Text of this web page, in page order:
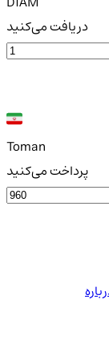
دریافت می‌کنید
Toman
پرداخت می‌کنید